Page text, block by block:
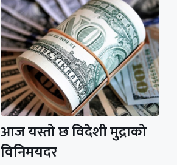
आज यस्तो छ विदेशी मुद्राको
विनिमयदर